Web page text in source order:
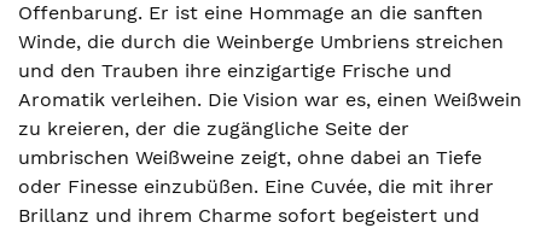
Offenbarung. Er ist eine Hommage an die sanften
Winde, die durch die Weinberge Umbriens streichen
und den Trauben ihre einzigartige Frische und
Aromatik verleihen. Die Vision war es, einen Weißwein
zu kreieren, der die zugängliche Seite der
umbrischen Weißweine zeigt, ohne dabei an Tiefe
oder Finesse einzubüßen. Eine Cuvée, die mit ihrer
Brillanz und ihrem Charme sofort begeistert und